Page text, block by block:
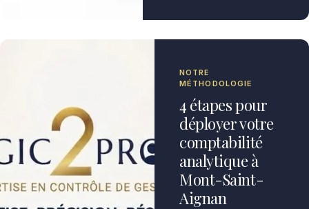
NOTRE
MÉTHODOLOGIE
4 étapes pour
déployer votre
comptabilité
analytique à
Mont-Saint-
Aignan